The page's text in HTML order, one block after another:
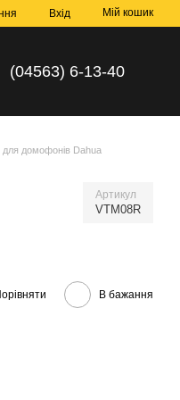
Вхід Мій кошик
(04563) 6-13-40
для домофонів Dahua
Артикул
VTM08R
В бажання